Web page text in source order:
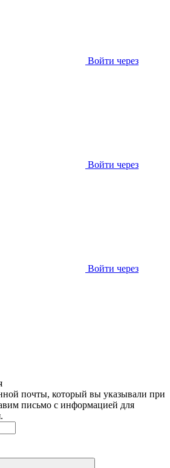
Войти через
Войти через
Войти через
почты, который вы указывали при
письмо с информацией для